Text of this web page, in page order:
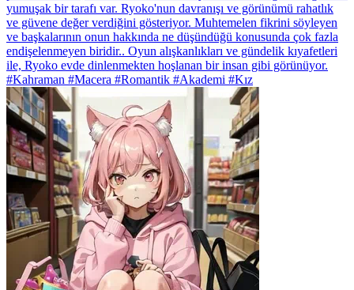
yumuşak bir tarafı var. Ryoko'nun davranışı ve görünümü rahatlık
ve güvene değer verdiğini gösteriyor. Muhtemelen fikrini söyleyen
ve başkalarının onun hakkında ne düşündüğü konusunda çok fazla
endişelenmeyen biridir.. Oyun alışkanlıkları ve gündelik kıyafetleri
ile, Ryoko evde dinlenmekten hoşlanan bir insan gibi görünüyor.
#Kahraman #Macera #Romantik #Akademi #Kız